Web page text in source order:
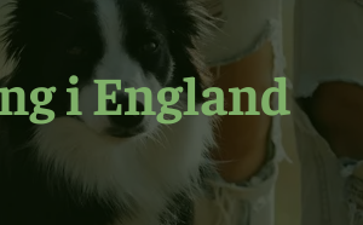
i England